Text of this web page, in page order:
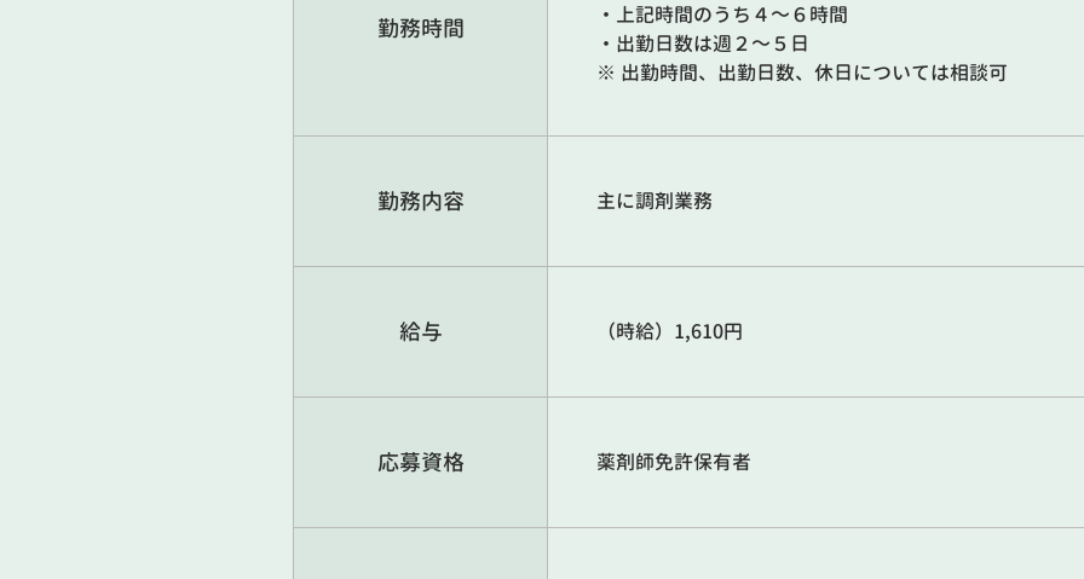
勤務時間
・上記時間のうち４～６時間
・出勤日数は週２～５日
※ 出勤時間、出勤日数、休日については相談可
勤務内容 主に調剤業務
給与 （時給）1,610円
応募資格 薬剤師免許保有者